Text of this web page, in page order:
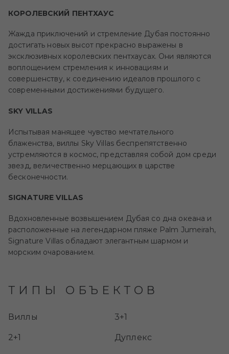
КОРОЛЕВСКИЙ ПЕНТХАУС
Жажда приключений и стремление Дубая постоянно
достигать новых высот прекрасно выражены в
эксклюзивных королевских пентхаусах. Они являются
воплощением стремления к инновациям и
совершенству, к соединению идеалов прошлого с
современными достижениями будущего.
SKY VILLAS
Испытывая манящее чувство мечтательного
блаженства, виллы Sky Villas беспрепятственно
устремляются в космос, представляя собой дом среди
звезд, величественно мерцающих в царстве
бесконечности.
SIGNATURE VILLAS
Вдохновленные возвышением Дубая со дна океана и
расположенные на легендарном пляже Palm Jumeirah,
Signature Villas обладают элегантным шармом и
морским очарованием.
ТИПЫ ОБЪЕКТОВ
Виллы 3+1
2+1 Дуплекс